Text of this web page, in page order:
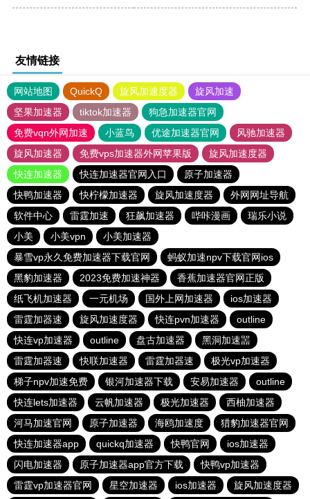
友情链接
网站地图 QuickQ 旋风加速度器
旋风加速
坚果加速器
tiktok加速器
狗急加速器官网
免费vqn外网加速
小蓝鸟 优途加速器官网
风驰加速器
旋风加速器
免费vps加速器外网苹果版
旋风加速度器
快连加速器
快连加速器官网入口
原子加速器
快鸭加速器
快柠檬加速器 旋风加速度器
外网网址导航
软件中心
雷霆加速 狂飙加速器 哔咔漫画
瑞乐小说
小美
小美vpn
小美加速器
暴雪vp永久免费加速器下载官网
蚂蚁加速npv下载官网ios
黑豹加速器
2023免费加速神器
香蕉加速器官网正版
纸飞机加速器
一元机场 国外上网加速器
ios加速器
雷霆加器速
旋风加速度器 快连pvn加速器
outline
快连vp加速器
outline 盘古加速器
黑洞加速噐
雷霆加器速
快联加速器 雷霆加器速
极光vp加速器
梯子npv加速免费
银河加速器下载 安易加速器
outline
快连lets加速器
云帆加速器 极光加速器
西柚加速器
河马加速官网
原子加速器 海鸥加速度
猎豹加速器官网
快连加速器app
quickq加速器 快鸭官网
ios加速器
闪电加速器
原子加速器app官方下载
快鸭vp加速器
雷霆vp加速器官网
星空加速器 ios加速器 旋风加速度器